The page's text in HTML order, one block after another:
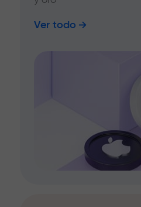
Ver todo